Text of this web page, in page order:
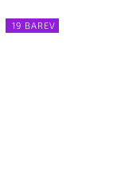
19 BAREV